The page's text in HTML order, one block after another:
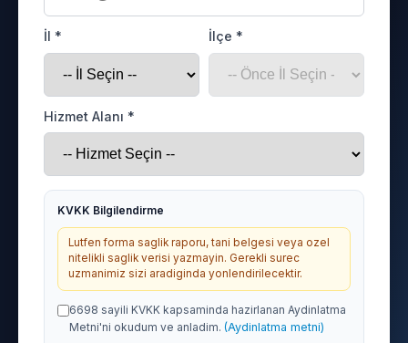
İl * İlçe *
Hizmet Alanı *
KVKK Bilgilendirme
Lutfen forma saglik raporu, tani belgesi veya ozel
nitelikli saglik verisi yazmayin. Gerekli surec
uzmanimiz sizi aradiginda yonlendirilecektir.
6698 sayili KVKK kapsaminda hazirlanan Aydinlatma
Metni'ni okudum ve anladim. (Aydinlatma metni)